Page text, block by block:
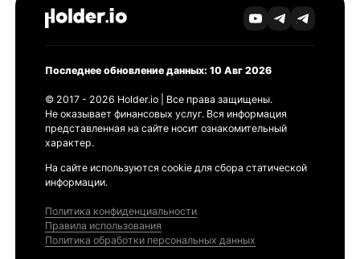
Последнее обновление данных: 10 Авг 2026
© 2017 - 2026 Holder.io | Все права защищены.
Не оказывает финансовых услуг. Вся информация
представленная на сайте носит ознакомительный
характер.
На сайте используются cookie для сбора статической
информации.
Политика конфиденциальности
Правила использования
Политика обработки персональных данных